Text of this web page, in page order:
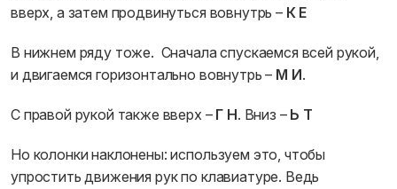
вверх, а затем продвинуться вовнутрь – К Е
В нижнем ряду тоже. Сначала спускаемся всей рукой,
и двигаемся горизонтально вовнутрь – М И.
С правой рукой также вверх – Г Н. Вниз – Ь Т
Но колонки наклонены: используем это, чтобы
упростить движения рук по клавиатуре. Ведь